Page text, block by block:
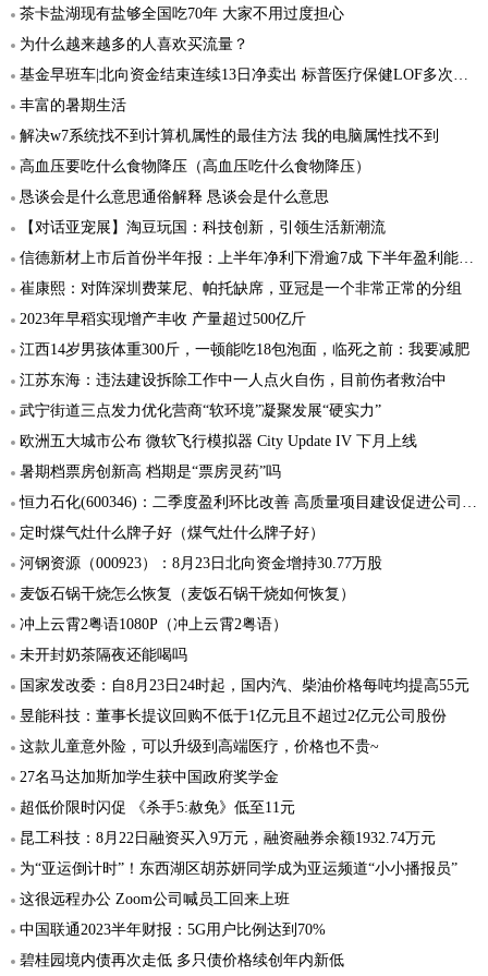
茶卡盐湖现有盐够全国吃70年 大家不用过度担心
为什么越来越多的人喜欢买流量？
基金早班车|北向资金结束连续13日净卖出 标普医疗保健LOF多次提示高溢价风险
丰富的暑期生活
解决w7系统找不到计算机属性的最佳方法 我的电脑属性找不到
高血压要吃什么食物降压（高血压吃什么食物降压）
恳谈会是什么意思通俗解释 恳谈会是什么意思
【对话亚宠展】淘豆玩国：科技创新，引领生活新潮流
信德新材上市后首份半年报：上半年净利下滑逾7成 下半年盈利能力或有所增强
崔康熙：对阵深圳费莱尼、帕托缺席，亚冠是一个非常正常的分组
2023年早稻实现增产丰收 产量超过500亿斤
江西14岁男孩体重300斤，一顿能吃18包泡面，临死之前：我要减肥
江苏东海：违法建设拆除工作中一人点火自伤，目前伤者救治中
武宁街道三点发力优化营商“软环境”凝聚发展“硬实力”
欧洲五大城市公布 微软飞行模拟器 City Update IV 下月上线
暑期档票房创新高 档期是“票房灵药”吗
恒力石化(600346)：二季度盈利环比改善 高质量项目建设促进公司发展
定时煤气灶什么牌子好（煤气灶什么牌子好）
河钢资源（000923）：8月23日北向资金增持30.77万股
麦饭石锅干烧怎么恢复（麦饭石锅干烧如何恢复）
冲上云霄2粤语1080P（冲上云霄2粤语）
未开封奶茶隔夜还能喝吗
国家发改委：自8月23日24时起，国内汽、柴油价格每吨均提高55元
昱能科技：董事长提议回购不低于1亿元且不超过2亿元公司股份
这款儿童意外险，可以升级到高端医疗，价格也不贵~
27名马达加斯加学生获中国政府奖学金
超低价限时闪促 《杀手5:赦免》低至11元
昆工科技：8月22日融资买入9万元，融资融券余额1932.74万元
为“亚运倒计时”！东西湖区胡苏妍同学成为亚运频道“小小播报员”
这很远程办公 Zoom公司喊员工回来上班
中国联通2023半年财报：5G用户比例达到70%
碧桂园境内债再次走低 多只债价格续创年内新低